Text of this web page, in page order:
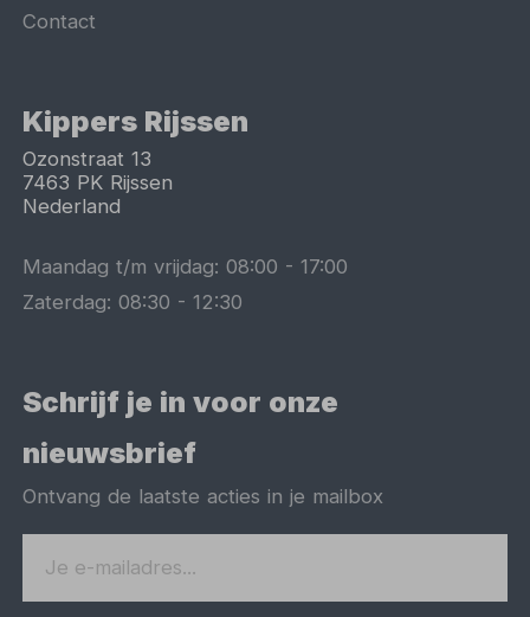
Contact
Kippers Rijssen
Ozonstraat 13
7463 PK Rijssen
Nederland
Maandag t/m vrijdag:08:00 -17:00
Zaterdag:08:30 -12:30
Schrijf je in voor onze
nieuwsbrief
Ontvang de laatste acties in je mailbox